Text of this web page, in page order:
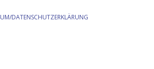
DATENSCHUTZERKLÄRUNG